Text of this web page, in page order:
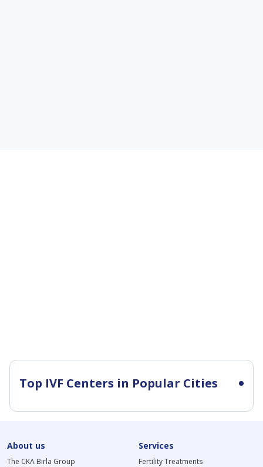
Top IVF Centers in Popular Cities
About us
The CKA Birla Group
Services
Fertility Treatments